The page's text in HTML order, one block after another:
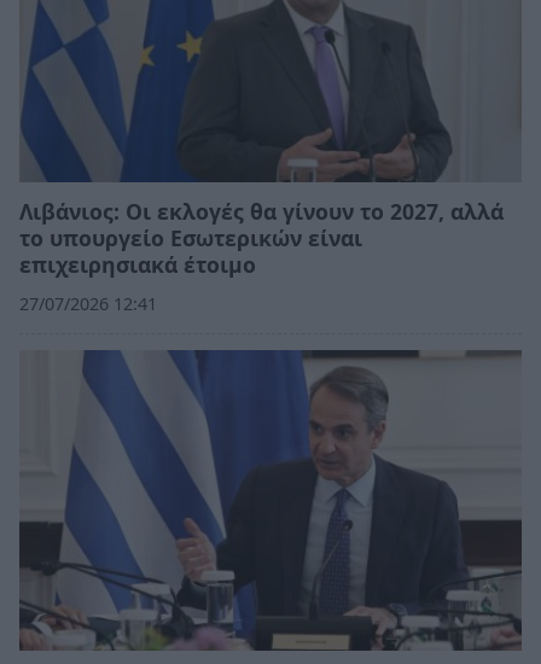
Λιβάνιος: Οι εκλογές θα γίνουν το 2027, αλλά
το υπουργείο Εσωτερικών είναι
επιχειρησιακά έτοιμο
27/07/2026 12:41